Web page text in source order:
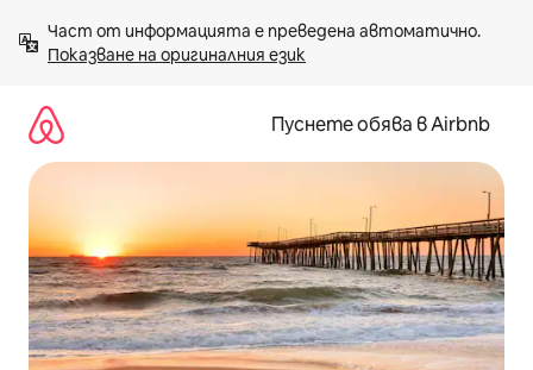
към
съдържанието
Показване на оригиналния език
Пуснете обява в Airbnb